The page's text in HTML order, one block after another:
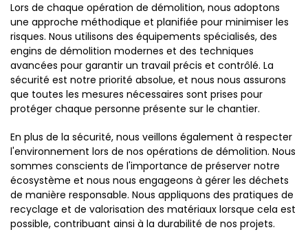
Lors de chaque opération de démolition, nous adoptons
une approche méthodique et planifiée pour minimiser les
risques. Nous utilisons des équipements spécialisés, des
engins de démolition modernes et des techniques
avancées pour garantir un travail précis et contrôlé. La
sécurité est notre priorité absolue, et nous nous assurons
que toutes les mesures nécessaires sont prises pour
protéger chaque personne présente sur le chantier.
En plus de la sécurité, nous veillons également à respecter
l'environnement lors de nos opérations de démolition. Nous
sommes conscients de l'importance de préserver notre
écosystème et nous nous engageons à gérer les déchets
de manière responsable. Nous appliquons des pratiques de
recyclage et de valorisation des matériaux lorsque cela est
possible, contribuant ainsi à la durabilité de nos projets.